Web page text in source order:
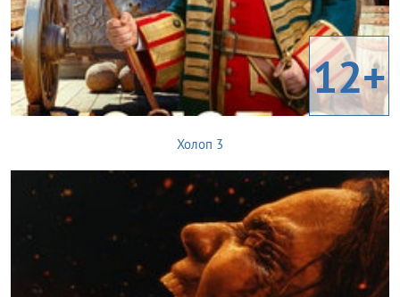
12+
Холоп 3